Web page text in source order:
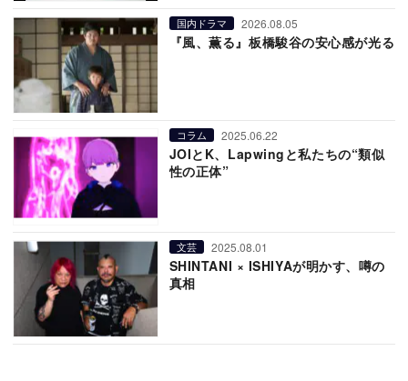
国内ドラマ 2026.08.05
『風、薫る』板橋駿谷の安心感が光る
コラム 2025.06.22
JOIとK、Lapwingと私たちの“類似
性の正体”
文芸 2025.08.01
SHINTANI × ISHIYAが明かす、噂の
真相